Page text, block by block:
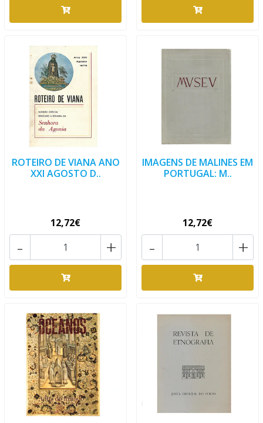
ROTEIRO DE VIANA ANO
XXI AGOSTO D..
12,72€
+
-
IMAGENS DE MALINES EM
PORTUGAL: M..
12,72€
+
-